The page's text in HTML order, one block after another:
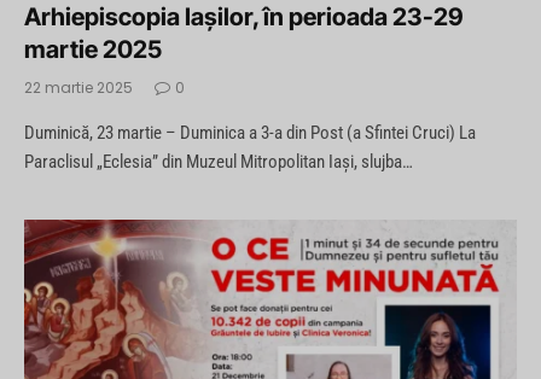
Arhiepiscopia Iaşilor, în perioada 23-29
martie 2025
22 martie 2025 0
Duminică, 23 martie – Duminica a 3-a din Post (a Sfintei Cruci) La
Paraclisul „Eclesia” din Muzeul Mitropolitan Iaşi, slujba…